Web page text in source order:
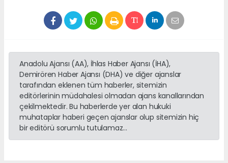
Anadolu Ajansı (AA), İhlas Haber Ajansı (İHA),
Demirören Haber Ajansı (DHA) ve diğer ajanslar
tarafından eklenen tüm haberler, sitemizin
editörlerinin müdahalesi olmadan ajans kanallarından
çekilmektedir. Bu haberlerde yer alan hukuki
muhataplar haberi geçen ajanslar olup sitemizin hiç
bir editörü sorumlu tutulamaz...